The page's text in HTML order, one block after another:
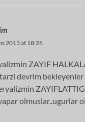
2013 at 18:26
ZAYIF
devrim
olmuslar..ugurlar